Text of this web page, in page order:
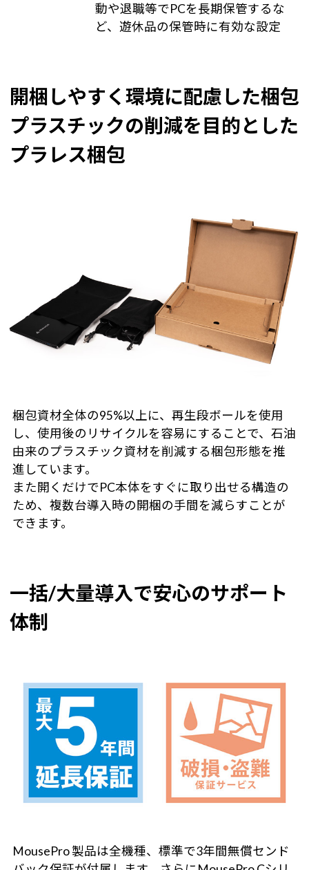
動や退職等でPCを長期保管するな
ど、遊休品の保管時に有効な設定
開梱しやすく環境に配慮した梱包
プラスチックの削減を目的とした
プラレス梱包
梱包資材全体の95%以上に、再生段ボールを使用
し、使用後のリサイクルを容易にすることで、石油
由来のプラスチック資材を削減する梱包形態を推
進しています。
また開くだけでPC本体をすぐに取り出せる構造の
ため、複数台導入時の開梱の手間を減らすことが
できます。
一括/大量導入で安心のサポート
体制
MousePro 製品は全機種、標準で3年間無償センド